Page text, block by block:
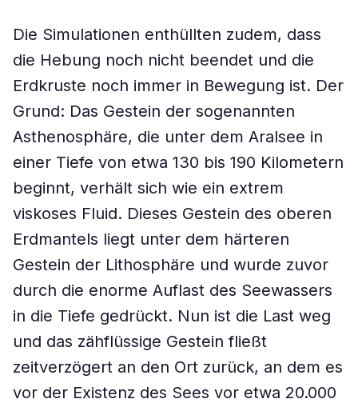
Die Simulationen enthüllten zudem, dass
die Hebung noch nicht beendet und die
Erdkruste noch immer in Bewegung ist. Der
Grund: Das Gestein der sogenannten
Asthenosphäre, die unter dem Aralsee in
einer Tiefe von etwa 130 bis 190 Kilometern
beginnt, verhält sich wie ein extrem
viskoses Fluid. Dieses Gestein des oberen
Erdmantels liegt unter dem härteren
Gestein der Lithosphäre und wurde zuvor
durch die enorme Auflast des Seewassers
in die Tiefe gedrückt. Nun ist die Last weg
und das zähflüssige Gestein fließt
zeitverzögert an den Ort zurück, an dem es
vor der Existenz des Sees vor etwa 20.000